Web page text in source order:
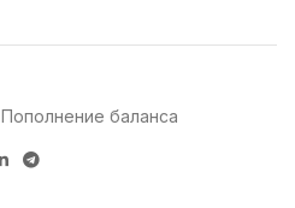
Пополнение баланса